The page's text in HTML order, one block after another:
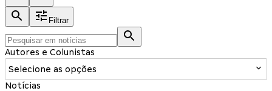
Filtrar
Autores e Colunistas
Selecione as opções
Notícias